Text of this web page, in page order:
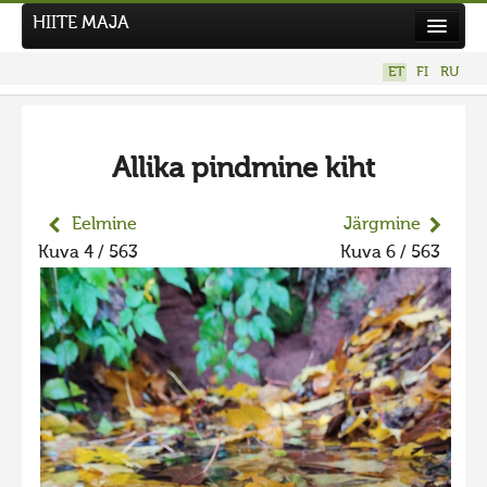
Uudised
Tegutse
Kuvavõistlused
UUS KUVAVÕISTLUS
Hiite kuvavõistlus 2026
VANEMAD KUVAVÕISTLUSED
Hiite kuvavõistlus 2025
Hiite kuvavõistlus 2025 lisa
HIITE MAJA
ET FI RU
Allika pindmine kiht
Eelmine
Kuva 4 / 563
Järgmine
Kuva 6 / 563